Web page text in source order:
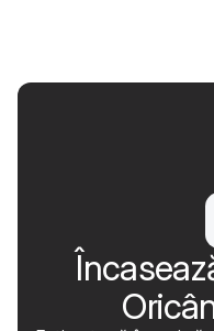
Aplicația